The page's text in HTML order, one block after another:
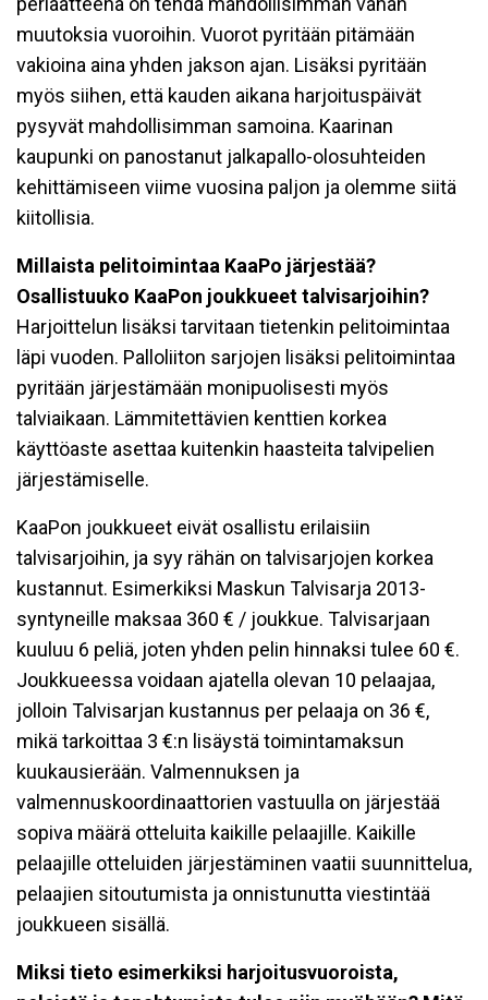
muutoksia vuoroihin. Vuorot pyritään pitämään
vakioina aina yhden jakson ajan. Lisäksi pyritään
myös siihen, että kauden aikana harjoituspäivät
pysyvät mahdollisimman samoina. Kaarinan
kaupunki on panostanut jalkapallo-olosuhteiden
kehittämiseen viime vuosina paljon ja olemme siitä
kiitollisia.
Millaista pelitoimintaa KaaPo järjestää?
Osallistuuko KaaPon joukkueet talvisarjoihin?
Harjoittelun lisäksi tarvitaan tietenkin pelitoimintaa
läpi vuoden. Palloliiton sarjojen lisäksi pelitoimintaa
pyritään järjestämään monipuolisesti myös
talviaikaan. Lämmitettävien kenttien korkea
käyttöaste asettaa kuitenkin haasteita talvipelien
järjestämiselle.
KaaPon joukkueet eivät osallistu erilaisiin
talvisarjoihin, ja syy rähän on talvisarjojen korkea
kustannut. Esimerkiksi Maskun Talvisarja 2013-
syntyneille maksaa 360 € / joukkue. Talvisarjaan
kuuluu 6 peliä, joten yhden pelin hinnaksi tulee 60 €.
Joukkueessa voidaan ajatella olevan 10 pelaajaa,
jolloin Talvisarjan kustannus per pelaaja on 36 €,
mikä tarkoittaa 3 €:n lisäystä toimintamaksun
kuukausierään. Valmennuksen ja
valmennuskoordinaattorien vastuulla on järjestää
sopiva määrä otteluita kaikille pelaajille. Kaikille
pelaajille otteluiden järjestäminen vaatii suunnittelua,
pelaajien sitoutumista ja onnistunutta viestintää
joukkueen sisällä.
Miksi tieto esimerkiksi harjoitusvuoroista,